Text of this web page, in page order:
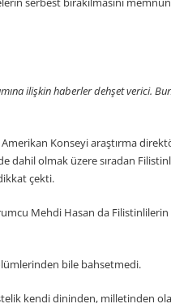
ilişkin haberler dehşet verici.
Konseyi araştırma
dahil olmak üzere sıradan
çekti.
Mehdi Hasan da
bile bahsetmedi.
kendi dininden, milletinden